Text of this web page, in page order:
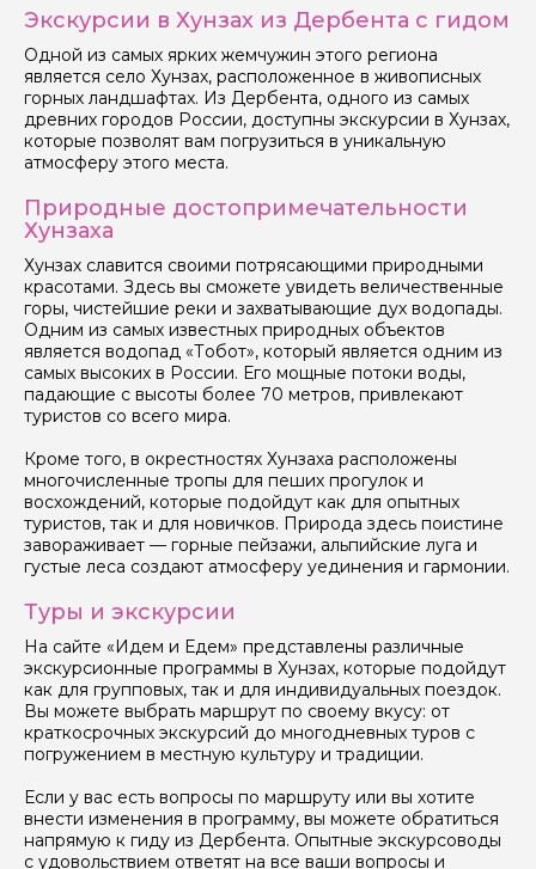
Экскурсии в Хунзах из Дербента с гидом
Одной из самых ярких жемчужин этого региона
является село Хунзах, расположенное в живописных
горных ландшафтах. Из Дербента, одного из самых
древних городов России, доступны экскурсии в Хунзах,
которые позволят вам погрузиться в уникальную
атмосферу этого места.
Природные достопримечательности
Хунзаха
Хунзах славится своими потрясающими природными
красотами. Здесь вы сможете увидеть величественные
горы, чистейшие реки и захватывающие дух водопады.
Одним из самых известных природных объектов
является водопад «Тобот», который является одним из
самых высоких в России. Его мощные потоки воды,
падающие с высоты более 70 метров, привлекают
туристов со всего мира.
Кроме того, в окрестностях Хунзаха расположены
многочисленные тропы для пеших прогулок и
восхождений, которые подойдут как для опытных
туристов, так и для новичков. Природа здесь поистине
завораживает — горные пейзажи, альпийские луга и
густые леса создают атмосферу уединения и гармонии.
Туры и экскурсии
На сайте «Идем и Едем» представлены различные
экскурсионные программы в Хунзах, которые подойдут
как для групповых, так и для индивидуальных поездок.
Вы можете выбрать маршрут по своему вкусу: от
краткосрочных экскурсий до многодневных туров с
погружением в местную культуру и традиции.
Если у вас есть вопросы по маршруту или вы хотите
внести изменения в программу, вы можете обратиться
напрямую к гиду из Дербента. Опытные экскурсоводы
с удовольствием ответят на все ваши вопросы и
Как вас зовут
Ваша электронная почта
Ваш номер телефона
Вопросы и комментарии
Если у вас есть интересующие вопросы, можете их
задать
Я даю своё согласие на обработку персональных
данных
Отправить